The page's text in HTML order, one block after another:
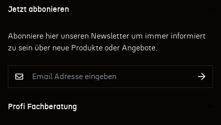
Jetzt abbonieren
Abonniere hier unseren Newsletter um immer informiert
zu sein über neue Produkte oder Angebote.
Profi Fachberatung